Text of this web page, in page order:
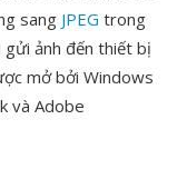
sang JPEG trong
ảnh đến thiết bị
mở bởi Windows
và Adobe